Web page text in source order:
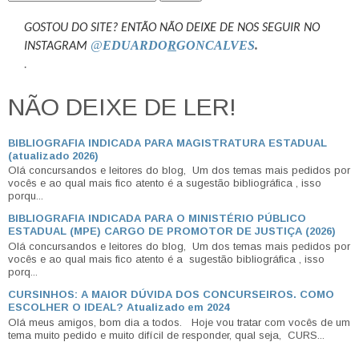
GOSTOU DO SITE? ENTÃO NÃO DEIXE DE NOS SEGUIR NO
INSTAGRAM @EDUARDORGONCALVES.
.
NÃO DEIXE DE LER!
BIBLIOGRAFIA INDICADA PARA MAGISTRATURA ESTADUAL
(atualizado 2026)
Olá concursandos e leitores do blog, Um dos temas mais pedidos por
vocês e ao qual mais fico atento é a sugestão bibliográfica , isso
porqu...
BIBLIOGRAFIA INDICADA PARA O MINISTÉRIO PÚBLICO
ESTADUAL (MPE) CARGO DE PROMOTOR DE JUSTIÇA (2026)
Olá concursandos e leitores do blog, Um dos temas mais pedidos por
vocês e ao qual mais fico atento é a sugestão bibliográfica , isso
porq...
CURSINHOS: A MAIOR DÚVIDA DOS CONCURSEIROS. COMO
ESCOLHER O IDEAL? Atualizado em 2024
Olá meus amigos, bom dia a todos. Hoje vou tratar com vocês de um
tema muito pedido e muito difícil de responder, qual seja, CURS...